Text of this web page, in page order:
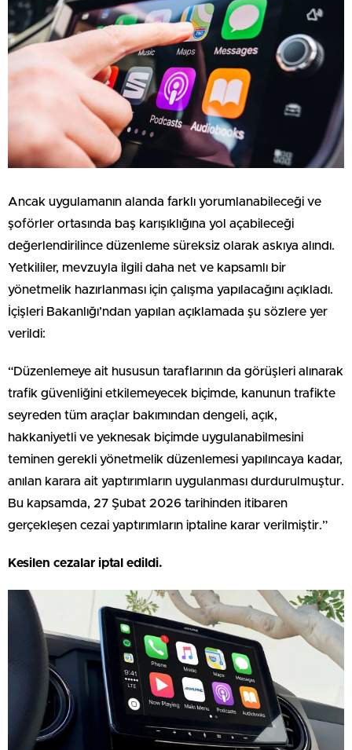
Ancak uygulamanın alanda farklı yorumlanabileceği ve
şoförler ortasında baş karışıklığına yol açabileceği
değerlendirilince düzenleme süreksiz olarak askıya alındı.
Yetkililer, mevzuyla ilgili daha net ve kapsamlı bir
yönetmelik hazırlanması için çalışma yapılacağını açıkladı.
İçişleri Bakanlığı’ndan yapılan açıklamada şu sözlere yer
verildi:
“Düzenlemeye ait hususun taraflarının da görüşleri alınarak
trafik güvenliğini etkilemeyecek biçimde, kanunun trafikte
seyreden tüm araçlar bakımından dengeli, açık,
hakkaniyetli ve yeknesak biçimde uygulanabilmesini
teminen gerekli yönetmelik düzenlemesi yapılıncaya kadar,
anılan karara ait yaptırımların uygulanması durdurulmuştur.
Bu kapsamda, 27 Şubat 2026 tarihinden itibaren
gerçekleşen cezai yaptırımların iptaline karar verilmiştir.”
Kesilen cezalar iptal edildi.